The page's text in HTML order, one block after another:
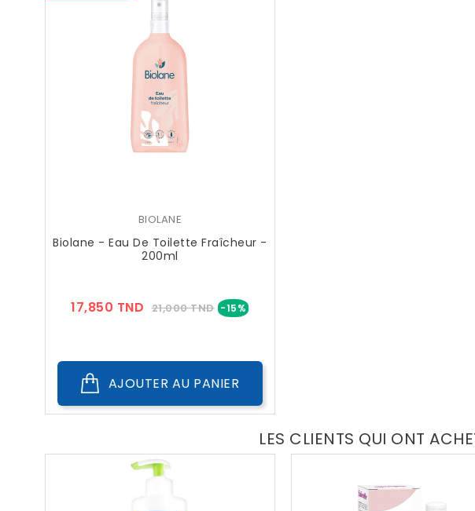
BIOLANE
Biolane - Eau De Toilette Fraîcheur -
200ml
17,850 TND Prix
21,000 TND -15%Prix
AJOUTER AU PANIER
LES CLIENTS QUI ONT